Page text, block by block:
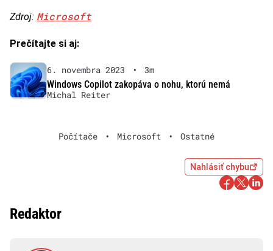
Zdroj: Microsoft
Prečítajte si aj:
6. novembra 2023 •
3m
Windows Copilot zakopáva o nohu, ktorú nemá
Michal Reiter
Počítače • Microsoft • Ostatné
Nahlásiť chybu
Redaktor